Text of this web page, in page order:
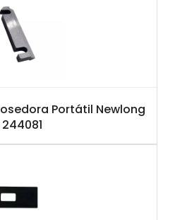
Portátil Newlong